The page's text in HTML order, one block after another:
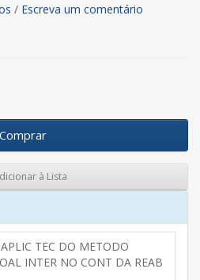
/ Escreva um comentário
Comprar
à Lista
TEC DO METODO
INTER NO CONT DA REAB